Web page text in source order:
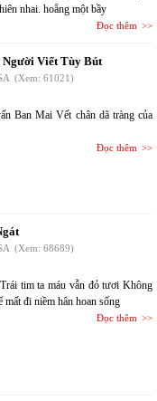
nhai. hoẵng một bầy
Đọc thêm
Người Viết Tùy Bút
(Xem: 61021)
Ban Mai Vết chân dã tràng của
Đọc thêm
(Xem: 68689)
tim ta máu vẫn đỏ tươi Không
đi niềm hân hoan sống
Đọc thêm